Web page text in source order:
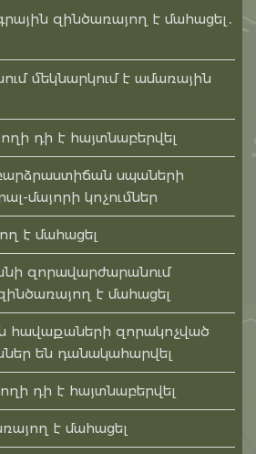
զինծառայող է մահացել․
մեկնարկում է ամառային
դի է հայտնաբերվել
սպաների
մայորի կոչումներ
է մահացել
զորավարժարանում
է մահացել
հավաքաների զորակոչված
են դանակահարվել
դի է հայտնաբերվել
է մահացել